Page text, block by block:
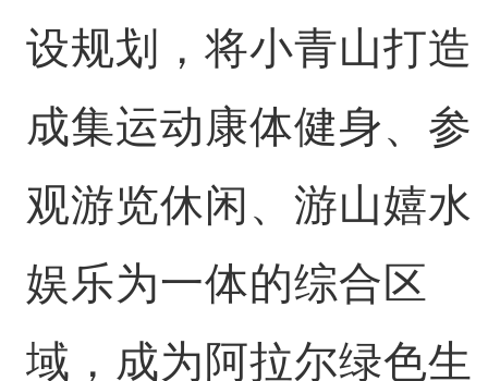
设规划，将小青山打造
成集运动康体健身、参
观游览休闲、游山嬉水
娱乐为一体的综合区
域，成为阿拉尔绿色生